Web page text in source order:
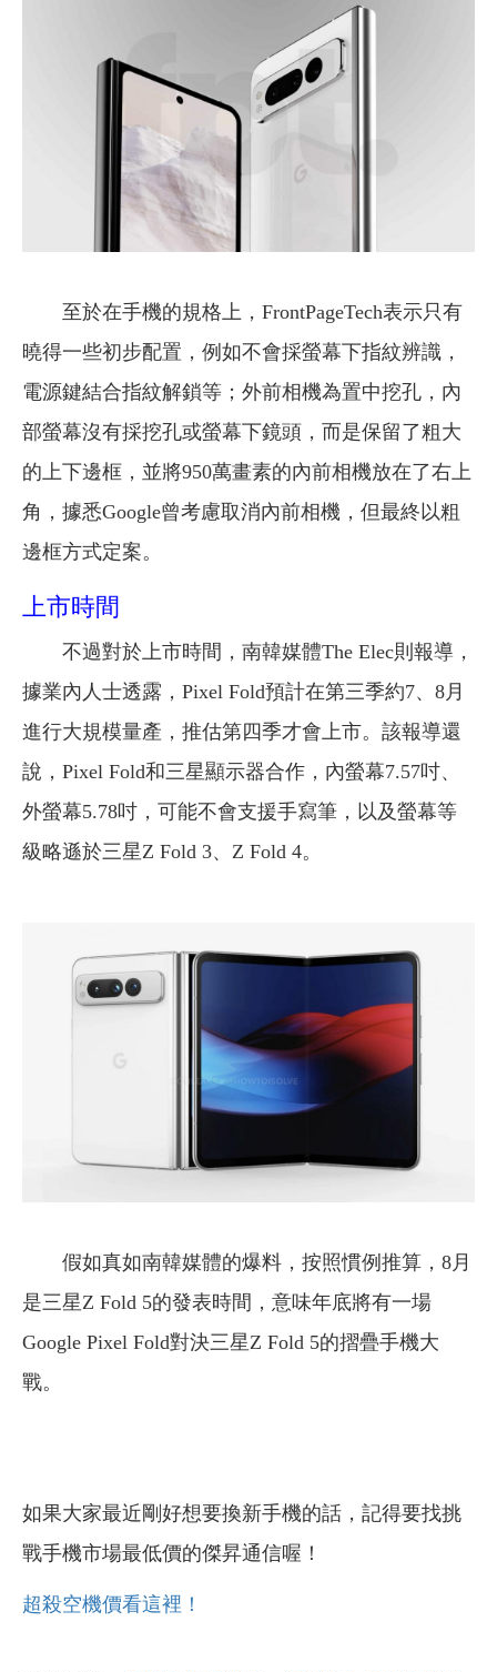
至於在手機的規格上，FrontPageTech表示只有
曉得一些初步配置，例如不會採螢幕下指紋辨識，
電源鍵結合指紋解鎖等；外前相機為置中挖孔，內
部螢幕沒有採挖孔或螢幕下鏡頭，而是保留了粗大
的上下邊框，並將950萬畫素的內前相機放在了右上
角，據悉Google曾考慮取消內前相機，但最終以粗
邊框方式定案。
上市時間
不過對於上市時間，南韓媒體The Elec則報導，
據業內人士透露，Pixel Fold預計在第三季約7、8月
進行大規模量產，推估第四季才會上市。該報導還
說，Pixel Fold和三星顯示器合作，內螢幕7.57吋、
外螢幕5.78吋，可能不會支援手寫筆，以及螢幕等
級略遜於三星Z Fold 3、Z Fold 4。
假如真如南韓媒體的爆料，按照慣例推算，8月
是三星Z Fold 5的發表時間，意味年底將有一場
Google Pixel Fold對決三星Z Fold 5的摺疊手機大
戰。
如果大家最近剛好想要換新手機的話，記得要找挑
戰手機市場最低價的傑昇通信喔！
超殺空機價看這裡！